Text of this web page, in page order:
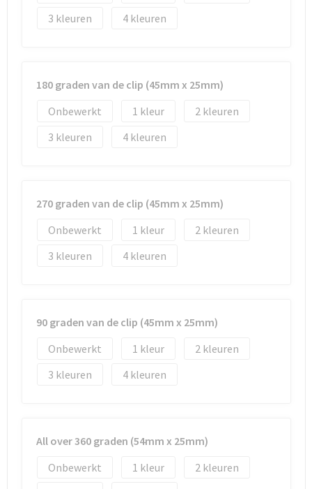
Autotassen
Goodiebags
3
4
180 graden van de clip (45mm x 25mm)
Onbewerkt
1
2
3
4
270 graden van de clip (45mm x 25mm)
Onbewerkt
1
2
3
4
90 graden van de clip (45mm x 25mm)
Onbewerkt
1
2
3
4
All over 360 graden (54mm x 25mm)
Onbewerkt
1
2